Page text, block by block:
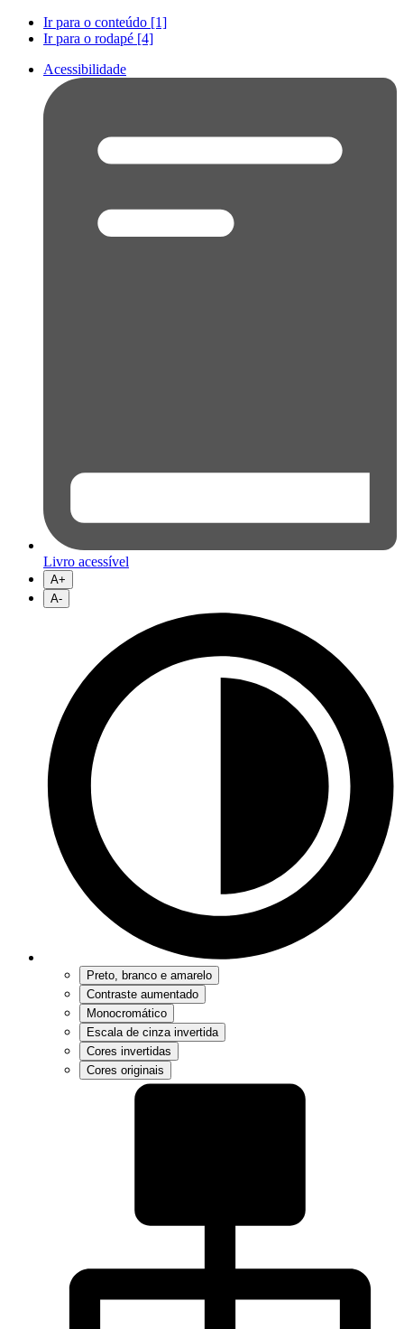
Ir para o conteúdo [1]
Ir para o rodapé [4]
Acessibilidade
Livro acessível
A+
A-
Preto, branco e amarelo
Contraste aumentado
Monocromático
Escala de cinza invertida
Cores invertidas
Cores originais